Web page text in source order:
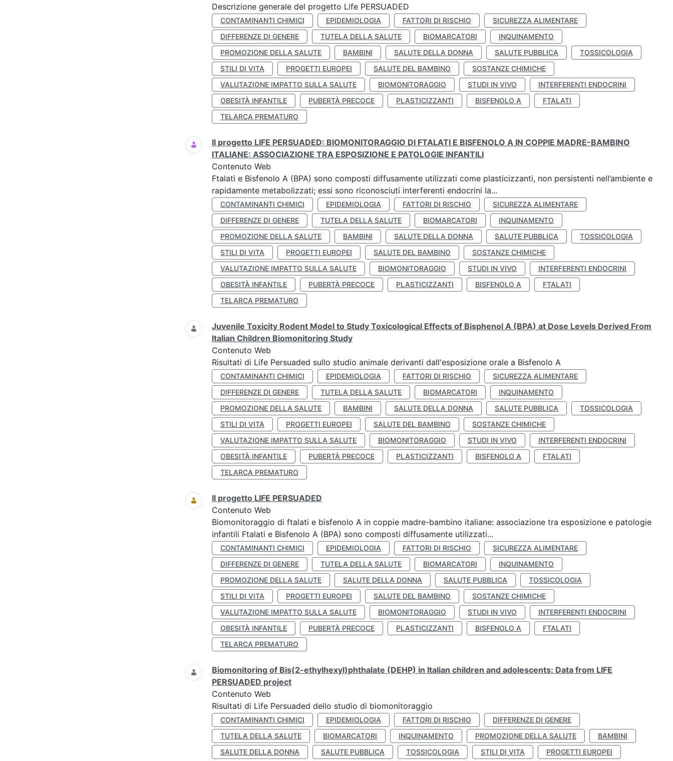
Descrizione generale del progetto Life PERSUADED
CONTAMINANTI CHIMICI EPIDEMIOLOGIA FATTORI DI RISCHIO
SICUREZZA ALIMENTARE
DIFFERENZE DI GENERE
TUTELA DELLA SALUTE BIOMARCATORI
INQUINAMENTO
PROMOZIONE DELLA SALUTE
BAMBINI SALUTE DELLA DONNA SALUTE PUBBLICA
TOSSICOLOGIA
STILI DI VITA
PROGETTI EUROPEI SALUTE DEL BAMBINO
SOSTANZE CHIMICHE
VALUTAZIONE IMPATTO SULLA SALUTE
BIOMONITORAGGIO STUDI IN VIVO
INTERFERENTI ENDOCRINI
OBESITÀ INFANTILE
PUBERTÀ PRECOCE PLASTICIZZANTI BISFENOLO A
FTALATI
TELARCA PREMATURO
Il progetto LIFE PERSUADED: BIOMONITORAGGIO DI FTALATI E BISFENOLO A IN COPPIE MADRE-BAMBINO
ITALIANE: ASSOCIAZIONE TRA ESPOSIZIONE E PATOLOGIE INFANTILI
Contenuto Web
Ftalati e Bisfenolo A (BPA) sono composti diffusamente utilizzati come plasticizzanti, non persistenti nell’ambiente e
rapidamente metabolizzati; essi sono riconosciuti interferenti endocrini la...
CONTAMINANTI CHIMICI EPIDEMIOLOGIA FATTORI DI RISCHIO
SICUREZZA ALIMENTARE
DIFFERENZE DI GENERE
TUTELA DELLA SALUTE BIOMARCATORI
INQUINAMENTO
PROMOZIONE DELLA SALUTE
BAMBINI SALUTE DELLA DONNA SALUTE PUBBLICA
TOSSICOLOGIA
STILI DI VITA
PROGETTI EUROPEI SALUTE DEL BAMBINO
SOSTANZE CHIMICHE
VALUTAZIONE IMPATTO SULLA SALUTE
BIOMONITORAGGIO STUDI IN VIVO
INTERFERENTI ENDOCRINI
OBESITÀ INFANTILE
PUBERTÀ PRECOCE PLASTICIZZANTI BISFENOLO A
FTALATI
TELARCA PREMATURO
Juvenile Toxicity Rodent Model to Study Toxicological Effects of Bisphenol A (BPA) at Dose Levels Derived From
Italian Children Biomonitoring Study
Contenuto Web
Risultati di Life Persuaded sullo studio animale derivanti dall'esposizione orale a Bisfenolo A
CONTAMINANTI CHIMICI EPIDEMIOLOGIA FATTORI DI RISCHIO
SICUREZZA ALIMENTARE
DIFFERENZE DI GENERE
TUTELA DELLA SALUTE BIOMARCATORI
INQUINAMENTO
PROMOZIONE DELLA SALUTE
BAMBINI SALUTE DELLA DONNA SALUTE PUBBLICA
TOSSICOLOGIA
STILI DI VITA
PROGETTI EUROPEI SALUTE DEL BAMBINO
SOSTANZE CHIMICHE
VALUTAZIONE IMPATTO SULLA SALUTE
BIOMONITORAGGIO STUDI IN VIVO
INTERFERENTI ENDOCRINI
OBESITÀ INFANTILE
PUBERTÀ PRECOCE PLASTICIZZANTI BISFENOLO A
FTALATI
TELARCA PREMATURO
Il progetto LIFE PERSUADED
Contenuto Web
Biomonitoraggio di ftalati e bisfenolo A in coppie madre-bambino italiane: associazione tra esposizione e patologie
infantili Ftalati e Bisfenolo A (BPA) sono composti diffusamente utilizzati...
CONTAMINANTI CHIMICI EPIDEMIOLOGIA FATTORI DI RISCHIO
SICUREZZA ALIMENTARE
DIFFERENZE DI GENERE
TUTELA DELLA SALUTE BIOMARCATORI
INQUINAMENTO
PROMOZIONE DELLA SALUTE
SALUTE DELLA DONNA SALUTE PUBBLICA
TOSSICOLOGIA
STILI DI VITA
PROGETTI EUROPEI SALUTE DEL BAMBINO
SOSTANZE CHIMICHE
VALUTAZIONE IMPATTO SULLA SALUTE
BIOMONITORAGGIO STUDI IN VIVO
INTERFERENTI ENDOCRINI
OBESITÀ INFANTILE
PUBERTÀ PRECOCE PLASTICIZZANTI BISFENOLO A
FTALATI
TELARCA PREMATURO
Biomonitoring of Bis(2-ethylhexyl)phthalate (DEHP) in Italian children and adolescents: Data from LIFE
PERSUADED project
Contenuto Web
Risultati di Life Persuaded dello studio di biomonitoraggio
CONTAMINANTI CHIMICI EPIDEMIOLOGIA FATTORI DI RISCHIO
DIFFERENZE DI GENERE
TUTELA DELLA SALUTE
BIOMARCATORI INQUINAMENTO PROMOZIONE DELLA SALUTE
BAMBINI
SALUTE DELLA DONNA
SALUTE PUBBLICA TOSSICOLOGIA STILI DI VITA
PROGETTI EUROPEI